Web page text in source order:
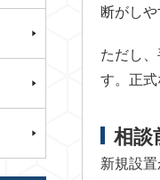
断がし
ただし
す。正
相談
新規設